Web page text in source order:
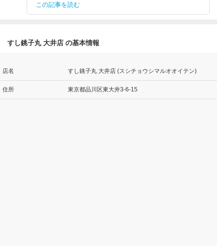
この記事を読む
すし銚子丸 大井店 の基本情報
店名 すし銚子丸 大井店 (スシチョウシマルオオイテン)
住所 東京都品川区東大井3-6-15